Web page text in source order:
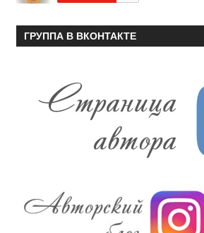
ГРУППА В ВКОНТАКТЕ